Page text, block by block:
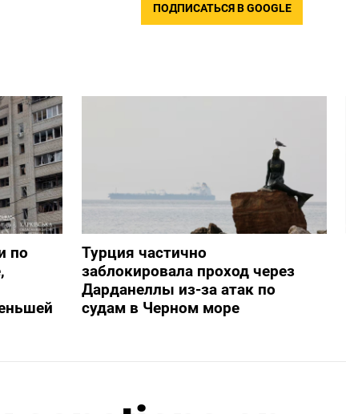
ПОДПИСАТЬСЯ В GOOGLE
по
Турция частично
заблокировала проход через
Дарданеллы из-за атак по
судам в Черном море